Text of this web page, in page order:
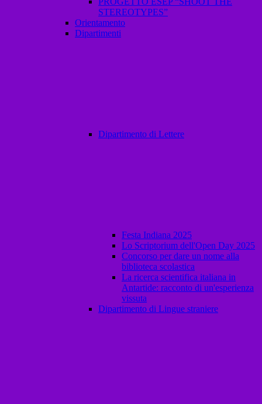
STEREOTYPES”
Orientamento
Dipartimenti
Dipartimento di Lettere
Festa Indiana 2025
Lo Scriptorium dell'Open Day 2025
Concorso per dare un nome alla
biblioteca scolastica
La ricerca scientifica italiana in
Antartide: racconto di un'esperienza
vissuta
Dipartimento di Lingue straniere